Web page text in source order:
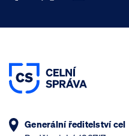
Generální ředitelství cel